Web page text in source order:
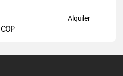
Alquiler
COP